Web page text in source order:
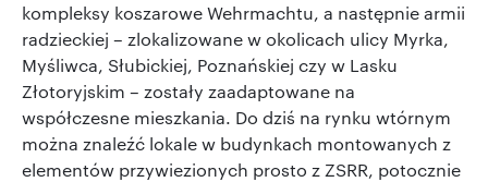
kompleksy koszarowe Wehrmachtu, a następnie armii
radzieckiej – zlokalizowane w okolicach ulicy Myrka,
Myśliwca, Słubickiej, Poznańskiej czy w Lasku
Złotoryjskim – zostały zaadaptowane na
współczesne mieszkania. Do dziś na rynku wtórnym
można znaleźć lokale w budynkach montowanych z
elementów przywiezionych prosto z ZSRR, potocznie